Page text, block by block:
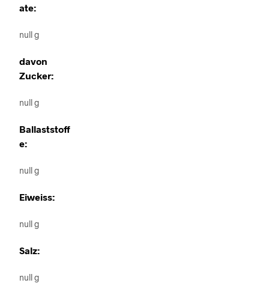
ate:
null g
davon
Zucker:
null g
Ballaststoff
e:
null g
Eiweiss:
null g
Salz:
null g